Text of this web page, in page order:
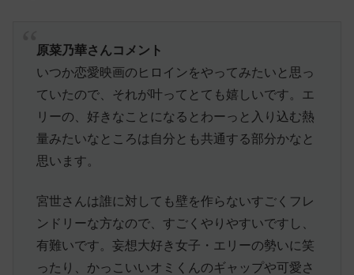
原菜乃華さんコメント
いつか恋愛映画のヒロインをやってみたいと思っ
ていたので、それが叶ってとても嬉しいです。エ
リーの、好きなことになるとわーっと入り込む熱
量みたいなところは自分とも共通する部分かなと
思います。
宮世さんは誰に対しても壁を作らないすごくフレ
ンドリーな方なので、すごくやりやすいですし、
有難いです。妄想大好き女子・エリーの勢いに笑
ったり、かっこいいオミくんのギャップや可愛さ